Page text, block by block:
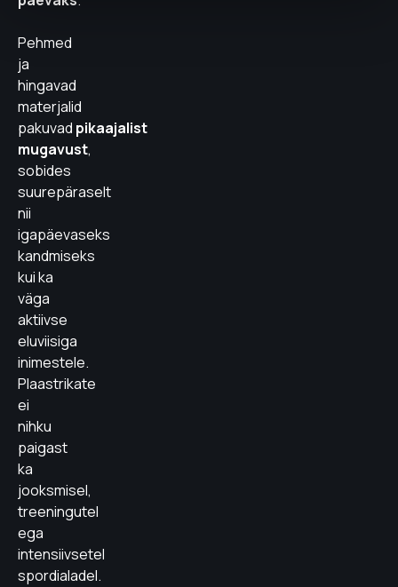
Pehmed
ja
hingavad
materjalid
pakuvad pikaajalist
mugavust,
sobides
suurepäraselt
nii
igapäevaseks
kandmiseks
kui ka
väga
aktiivse
eluviisiga
inimestele.
Plaastrikate
ei
nihku
paigast
ka
jooksmisel,
treeningutel
ega
intensiivsetel
spordialadel.